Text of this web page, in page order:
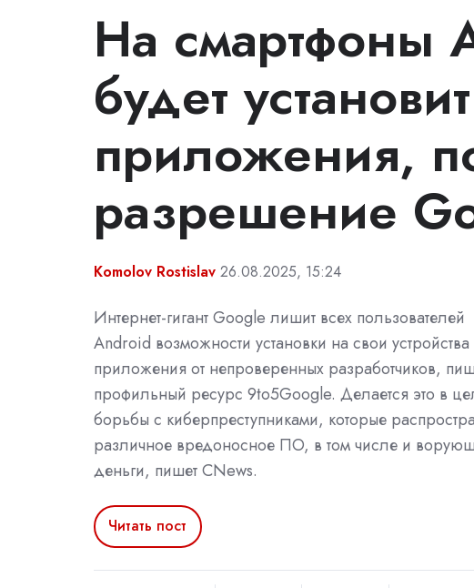
На смартфоны
будет
приложения,
разрешение
Komolov Rostislav 26.08.2025, 15:24
Интернет-гигант Google лишит всех пользователей
Android возможности установки на свои устройства
приложения от непроверенных разработчиков,
профильный ресурс 9to5Google. Делается это в
борьбы с киберпреступниками, которые
различное вредоносное ПО, в том числе и
деньги, пишет CNews.
Читать пост